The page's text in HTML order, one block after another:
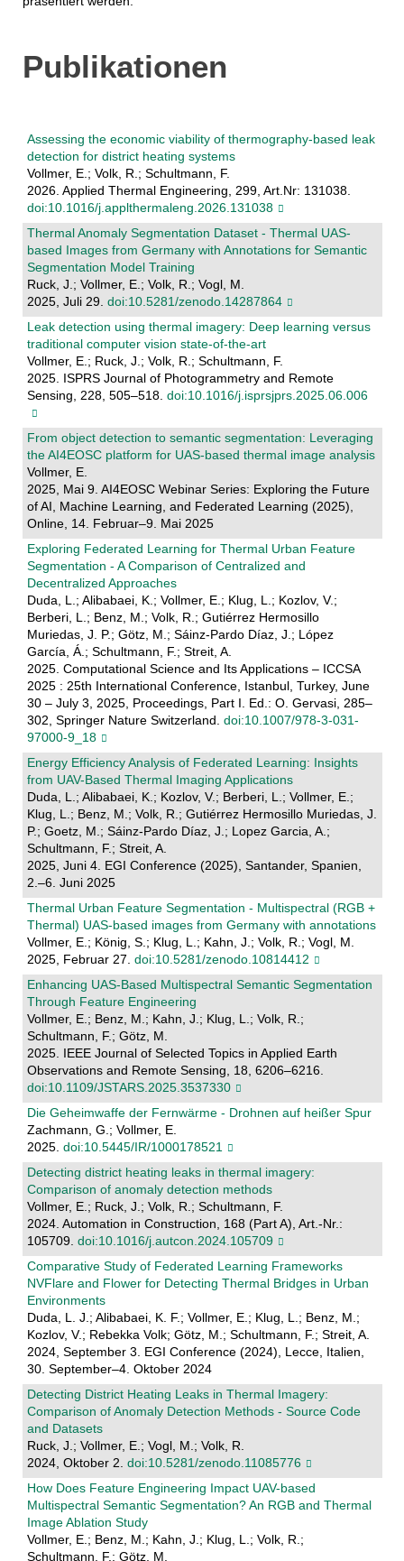
Publikationen
Assessing the economic viability of thermography-based leak
detection for district heating systems
Vollmer, E.; Volk, R.; Schultmann, F.
2026. Applied Thermal Engineering, 299, Art.Nr: 131038.
doi:10.1016/j.applthermaleng.2026.131038
Thermal Anomaly Segmentation Dataset - Thermal UAS-
based Images from Germany with Annotations for Semantic
Segmentation Model Training
Ruck, J.; Vollmer, E.; Volk, R.; Vogl, M.
2025, Juli 29. doi:10.5281/zenodo.14287864
Leak detection using thermal imagery: Deep learning versus
traditional computer vision state-of-the-art
Vollmer, E.; Ruck, J.; Volk, R.; Schultmann, F.
2025. ISPRS Journal of Photogrammetry and Remote
Sensing, 228, 505–518. doi:10.1016/j.isprsjprs.2025.06.006
From object detection to semantic segmentation: Leveraging
the AI4EOSC platform for UAS-based thermal image analysis
Vollmer, E.
2025, Mai 9. AI4EOSC Webinar Series: Exploring the Future
of AI, Machine Learning, and Federated Learning (2025),
Online, 14. Februar–9. Mai 2025
Exploring Federated Learning for Thermal Urban Feature
Segmentation - A Comparison of Centralized and
Decentralized Approaches
Duda, L.; Alibabaei, K.; Vollmer, E.; Klug, L.; Kozlov, V.;
Berberi, L.; Benz, M.; Volk, R.; Gutiérrez Hermosillo
Muriedas, J. P.; Götz, M.; Sáinz-Pardo Díaz, J.; López
García, Á.; Schultmann, F.; Streit, A.
2025. Computational Science and Its Applications – ICCSA
2025 : 25th International Conference, Istanbul, Turkey, June
30 – July 3, 2025, Proceedings, Part I. Ed.: O. Gervasi, 285–
302, Springer Nature Switzerland. doi:10.1007/978-3-031-
97000-9_18
Energy Efficiency Analysis of Federated Learning: Insights
from UAV-Based Thermal Imaging Applications
Duda, L.; Alibabaei, K.; Kozlov, V.; Berberi, L.; Vollmer, E.;
Klug, L.; Benz, M.; Volk, R.; Gutiérrez Hermosillo Muriedas, J.
P.; Goetz, M.; Sáinz-Pardo Díaz, J.; Lopez Garcia, A.;
Schultmann, F.; Streit, A.
2025, Juni 4. EGI Conference (2025), Santander, Spanien,
2.–6. Juni 2025
Thermal Urban Feature Segmentation - Multispectral (RGB +
Thermal) UAS-based images from Germany with annotations
Vollmer, E.; König, S.; Klug, L.; Kahn, J.; Volk, R.; Vogl, M.
2025, Februar 27. doi:10.5281/zenodo.10814412
Enhancing UAS-Based Multispectral Semantic Segmentation
Through Feature Engineering
Vollmer, E.; Benz, M.; Kahn, J.; Klug, L.; Volk, R.;
Schultmann, F.; Götz, M.
2025. IEEE Journal of Selected Topics in Applied Earth
Observations and Remote Sensing, 18, 6206–6216.
doi:10.1109/JSTARS.2025.3537330
Die Geheimwaffe der Fernwärme - Drohnen auf heißer Spur
Zachmann, G.; Vollmer, E.
2025. doi:10.5445/IR/1000178521
Detecting district heating leaks in thermal imagery:
Comparison of anomaly detection methods
Vollmer, E.; Ruck, J.; Volk, R.; Schultmann, F.
2024. Automation in Construction, 168 (Part A), Art.-Nr.:
105709. doi:10.1016/j.autcon.2024.105709
Comparative Study of Federated Learning Frameworks
NVFlare and Flower for Detecting Thermal Bridges in Urban
Environments
Duda, L. J.; Alibabaei, K. F.; Vollmer, E.; Klug, L.; Benz, M.;
Kozlov, V.; Rebekka Volk; Götz, M.; Schultmann, F.; Streit, A.
2024, September 3. EGI Conference (2024), Lecce, Italien,
30. September–4. Oktober 2024
Detecting District Heating Leaks in Thermal Imagery:
Comparison of Anomaly Detection Methods - Source Code
and Datasets
Ruck, J.; Vollmer, E.; Vogl, M.; Volk, R.
2024, Oktober 2. doi:10.5281/zenodo.11085776
How Does Feature Engineering Impact UAV-based
Multispectral Semantic Segmentation? An RGB and Thermal
Image Ablation Study
Vollmer, E.; Benz, M.; Kahn, J.; Klug, L.; Volk, R.;
Schultmann, F.; Götz, M.